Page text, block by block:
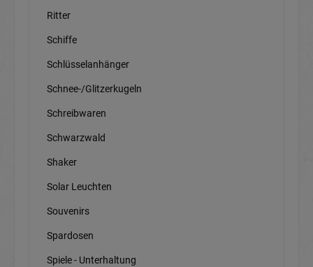
Ritter
Schiffe
Schlüsselanhänger
Schnee-/Glitzerkugeln
Schreibwaren
Schwarzwald
Shaker
Solar Leuchten
Souvenirs
Spardosen
Spiele - Unterhaltung